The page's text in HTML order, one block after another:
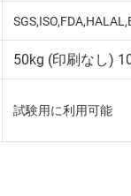
50kg (印刷なし)
試験用に利用可能